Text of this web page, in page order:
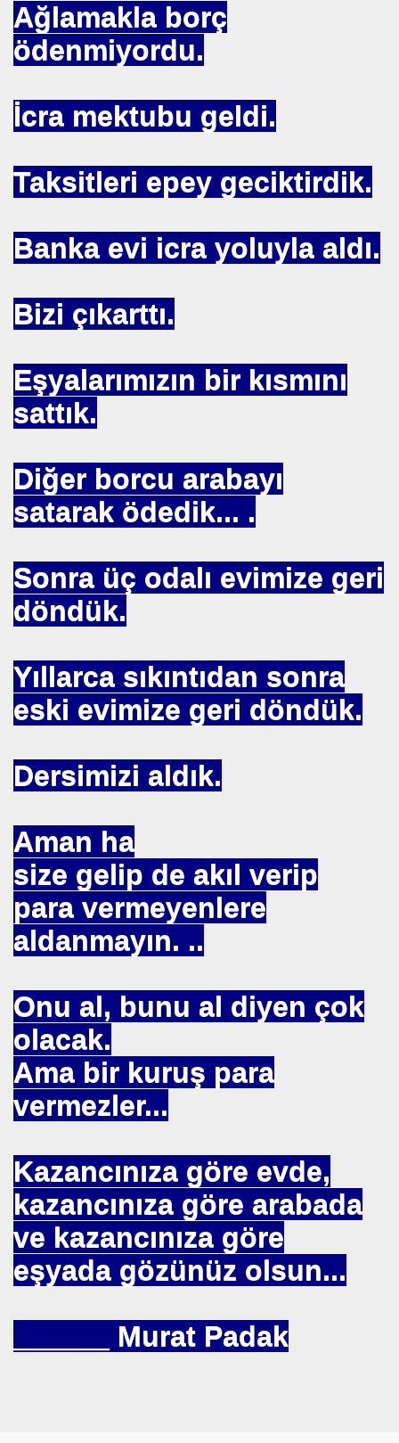
Ağlamakla borç
ödenmiyordu.
İcra mektubu geldi.
Taksitleri epey geciktirdik.
Banka evi icra yoluyla aldı.
Bizi çıkarttı.
Eşyalarımızın bir kısmını
sattık.
Diğer borcu arabayı
satarak ödedik... .
Sonra üç odalı evimize geri
döndük.
Yıllarca sıkıntıdan sonra
eski evimize geri döndük.
Dersimizi aldık.
Aman ha
size gelip de akıl verip
para vermeyenlere
aldanmayın. ..
Onu al, bunu al diyen çok
olacak.
Ama bir kuruş para
vermezler...
Kazancınıza göre evde,
kazancınıza göre arabada
ve kazancınıza göre
eşyada gözünüz olsun...
______ Murat Padak
Tarihi Eserleri Koruma ve Araştırma Derneği . İSTED
BAĞIŞ YAPTI
ÖLÜYOR
BELİRLİ ELLERDE TOPLANMAMALI
MÜSLÜMANLAR
.İNSANİ YARDIM VAKFI
MİLYON 76 MİLYONA BAKARMI
"DUA"LAR
MUSEVIMI OLUR
YAPABILIR
ÖNLENEMEZ
ABDURRAHIM BARINA "sÖZÜ"
ORUCU NEDIR
BIRINCISI SEÇTI
KRITERLERIMI KOPENHAĞ
EMRINDE. PROF KENAN DEMIRKOL